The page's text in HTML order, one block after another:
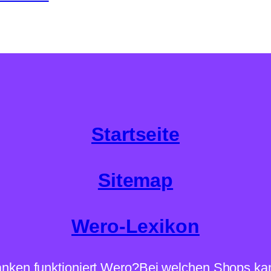
Startseite
Sitemap
Wero-Lexikon
funktioniert Wero?Bei welchen Shops